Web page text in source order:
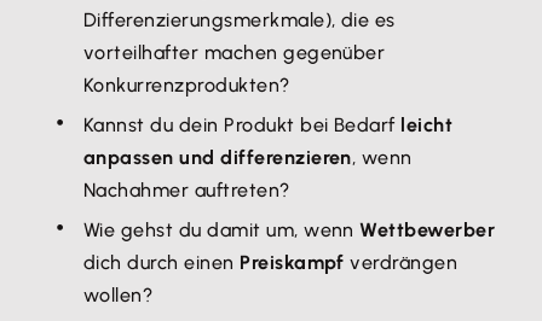
Differenzierungsmerkmale), die es
vorteilhafter machen gegenüber
Konkurrenzprodukten?
Kannst du dein Produkt bei Bedarf leicht
anpassen und differenzieren, wenn
Nachahmer auftreten?
Wie gehst du damit um, wennWettbewerber
dich durch einen Preiskampfverdrängen
wollen?